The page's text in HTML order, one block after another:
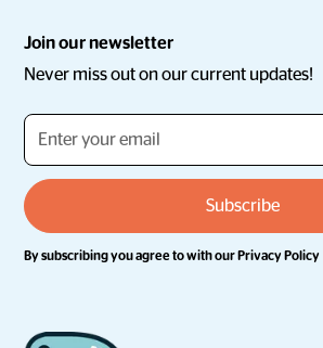
Join our newsletter
Never miss out on our current updates!
By subscribing you agree to with ourPrivacy Policy